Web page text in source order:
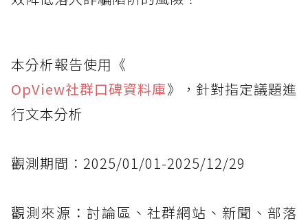
本分析報告使用《
OpView社群口碑資料庫》，針對指定議題進
行文本分析
觀測期間：2025/01/01-2025/12/29
觀測來源：討論區、社群網站、新聞、部落